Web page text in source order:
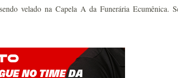
velado na Capela A da Funerária Ecumênica.